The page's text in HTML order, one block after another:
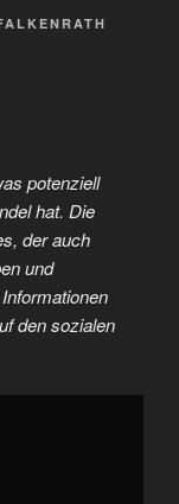
potenziell
hat. Die
der auch
und
den sozialen